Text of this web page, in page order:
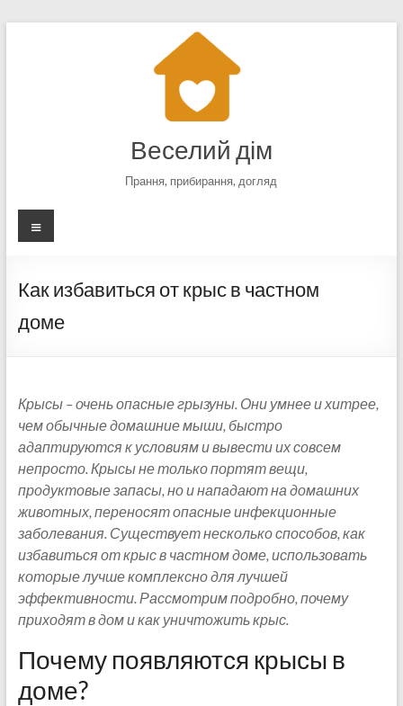
Веселий дім
Прання, прибирання, догляд
Меню
Как избавиться от крыс в частном
доме
Крысы – очень опасные грызуны. Они умнее и хитрее,
чем обычные домашние мыши, быстро
адаптируются к условиям и вывести их совсем
непросто. Крысы не только портят вещи,
продуктовые запасы, но и нападают на домашних
животных, переносят опасные инфекционные
заболевания. Существует несколько способов, как
избавиться от крыс в частном доме, использовать
которые лучше комплексно для лучшей
эффективности. Рассмотрим подробно, почему
приходят в дом и как уничтожить крыс.
Почему появляются крысы в
доме?